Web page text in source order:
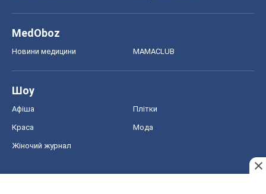
MedOboz
Новини медицини MAMACLUB
Шоу
Афіша Плітки
Краса Мода
Жіночий журнал